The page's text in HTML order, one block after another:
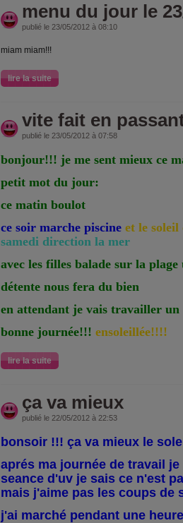
menu du jour le
publié le 23/05/2012 à 08:10
miam miam!!!
lire la suite
vite fait en
publié le 23/05/2012 à 07:58
bonjour!!! je me sent mieux ce
petit mot du jour:
ce matin boulot
ce soir marche piscine et le
samedi direction la mer
avec les filles balade sur la plage
détente nous fera du bien
en attendant je vais travailler un
bonne journée!!! ensoleillée!!!!
lire la suite
ça va mieux
publié le 22/05/2012 à 22:53
bonsoir !!! ça va mieux le
aprés ma journée de travail
seance d'uv je sais ce n'est
mais j'aime pas les coups de
j'ai marché pendant une